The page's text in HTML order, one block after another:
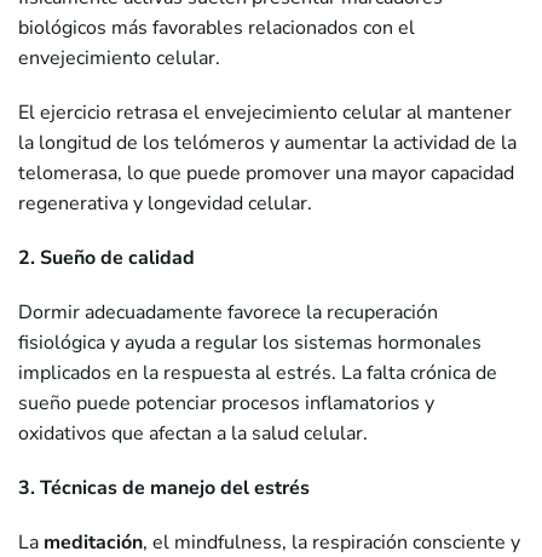
biológicos más favorables relacionados con el
envejecimiento celular.
El ejercicio retrasa el envejecimiento celular al mantener
la longitud de los telómeros y aumentar la actividad de la
telomerasa, lo que puede promover una mayor capacidad
regenerativa y longevidad celular.
2. Sueño de calidad
Dormir adecuadamente favorece la recuperación
fisiológica y ayuda a regular los sistemas hormonales
implicados en la respuesta al estrés. La falta crónica de
sueño puede potenciar procesos inflamatorios y
oxidativos que afectan a la salud celular.
3. Técnicas de manejo del estrés
La meditación, el mindfulness, la respiración consciente y